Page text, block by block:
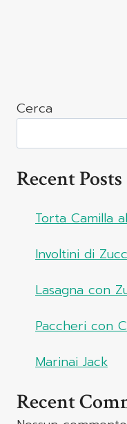
Cerca
Recent Posts
Torta Camilla
Involtini di
Lasagna con
Paccheri con
Marinai Jack
Recent